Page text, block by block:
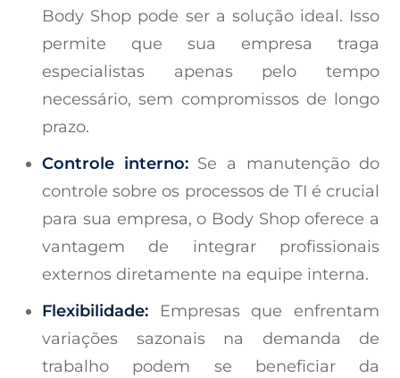
Body Shop pode ser a solução ideal. Isso
permite que sua empresa traga
especialistas apenas pelo tempo
necessário, sem compromissos de longo
prazo.
Controle interno:Se a manutenção do
controle sobre os processos de TI é crucial
para sua empresa, o Body Shop oferece a
vantagem de integrar profissionais
externos diretamente na equipe interna.
Flexibilidade: Empresas que enfrentam
variações sazonais na demanda de
trabalho podem se beneficiar da